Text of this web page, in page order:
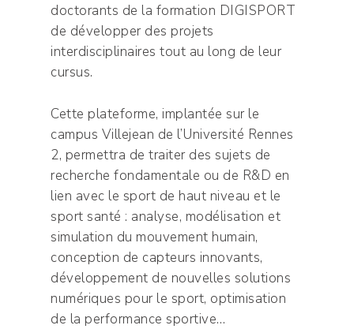
doctorants de la formation DIGISPORT
de développer des projets
interdisciplinaires tout au long de leur
cursus.
Cette plateforme, implantée sur le
campus Villejean de l’Université Rennes
2, permettra de traiter des sujets de
recherche fondamentale ou de R&D en
lien avec le sport de haut niveau et le
sport santé : analyse, modélisation et
simulation du mouvement humain,
conception de capteurs innovants,
développement de nouvelles solutions
numériques pour le sport, optimisation
de la performance sportive…